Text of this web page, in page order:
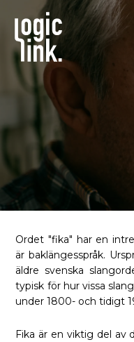
Ordet "fika" har en
är baklängesspråk.
äldre svenska
typisk för hur vissa
under 1800- och tidigt
Fika är en viktig del av